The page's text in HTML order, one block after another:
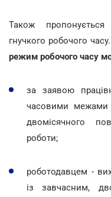
Також
гнучкого робочого
режим робочого часу
за заявою
часовими межами
двомісячного
роботи;
роботодавцем -
із завчасним,